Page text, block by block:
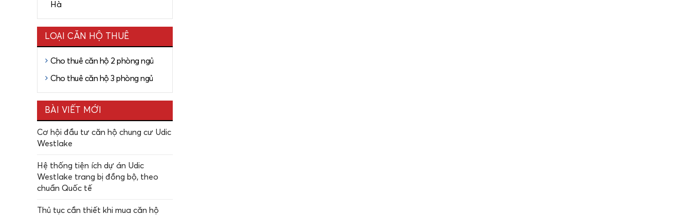
Hà
LOẠI CĂN HỘ THUÊ
Cho thuê căn hộ 2 phòng ngủ
Cho thuê căn hộ 3 phòng ngủ
BÀI VIẾT MỚI
Cơ hội đầu tư căn hộ chung cư Udic
Westlake
Hệ thống tiện ích dự án Udic
Westlake trang bị đồng bộ, theo
chuẩn Quốc tế
Thủ tục cần thiết khi mua căn hộ